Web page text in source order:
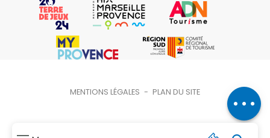
par email
MENTIONS LÉGALES - PLAN DU SITE